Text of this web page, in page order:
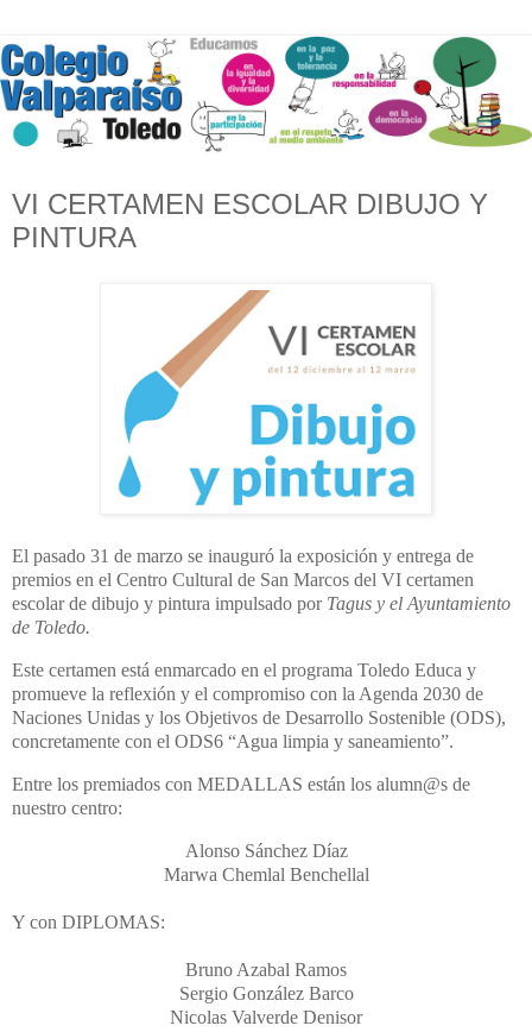
VI CERTAMEN ESCOLAR DIBUJO Y
PINTURA
El pasado 31 de marzo se inauguró la exposición y entrega de
premios en el Centro Cultural de San Marcos del VI certamen
escolar de dibujo y pintura impulsado por Tagus y el Ayuntamiento
de Toledo.
Este certamen está enmarcado en el programa Toledo Educa y
promueve la reflexión y el compromiso con la Agenda 2030 de
Naciones Unidas y los Objetivos de Desarrollo Sostenible (ODS),
concretamente con el ODS6 “Agua limpia y saneamiento”.
Entre los premiados con MEDALLAS están los alumn@s de
nuestro centro:
Alonso Sánchez Díaz
Marwa Chemlal Benchellal
Y con DIPLOMAS:
Bruno Azabal Ramos
Sergio González Barco
Nicolas Valverde Denisor